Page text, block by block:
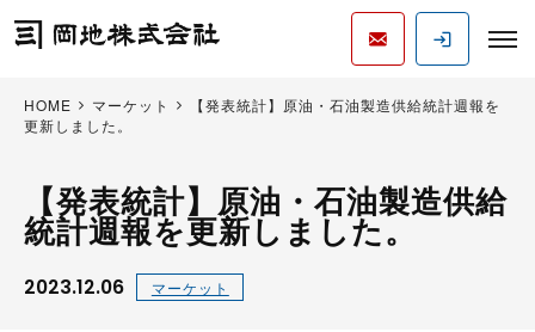
HOME マーケット
【発表統計】原油・石油製造供給統計週報を
更新しました。
【発表統計】原油・石油製造供給
統計週報を更新しました。
2023.12.06 マーケット